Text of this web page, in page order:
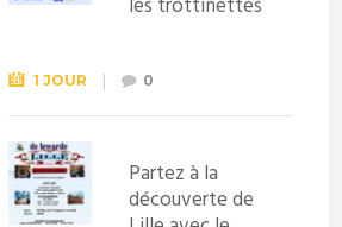
les trottinettes
septembre
2026
1 JOUR 0
Partez à la
découverte de